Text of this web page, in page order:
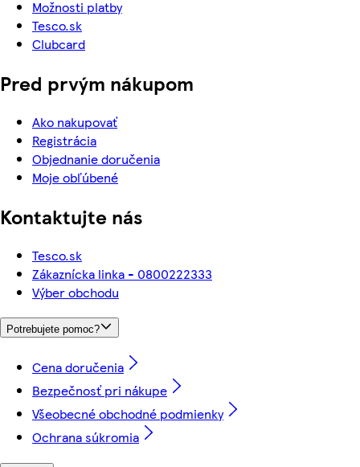
Možnosti platby
Tesco.sk
Clubcard
Pred prvým nákupom
Ako nakupovať
Registrácia
Objednanie doručenia
Moje obľúbené
Kontaktujte nás
Tesco.sk
Zákaznícka linka - 0800222333
Výber obchodu
Potrebujete pomoc?
Cena doručenia
Bezpečnosť pri nákupe
Všeobecné obchodné podmienky
Ochrana súkromia